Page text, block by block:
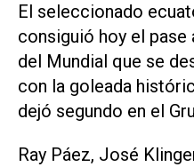
El seleccionado
consiguió hoy el
del Mundial que se
con la goleada
dejó segundo en el
Ray Páez, José